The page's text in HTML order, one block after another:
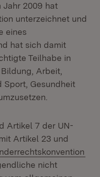
Jahr 2009 hat
unterzeichnet und
eines
hat sich damit
Teilhabe in
Arbeit,
Sport, Gesundheit
Artikel 7 der UN-
Artikel 23 und
nicht